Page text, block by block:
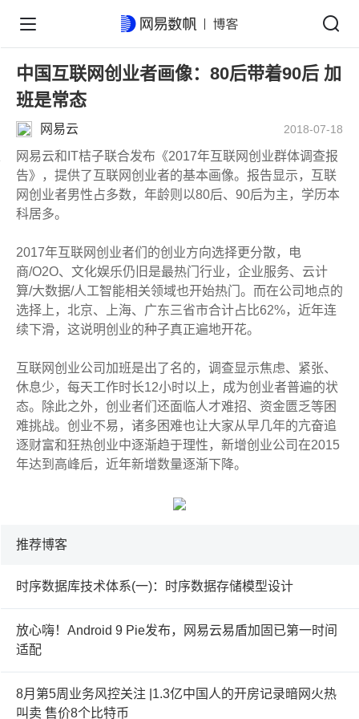
中国互联网创业者画像：80后带着90后 加
班是常态
网易云 2018-07-18
网易云和IT桔子联合发布《2017年互联网创业群体调查报
告》，提供了互联网创业者的基本画像。报告显示，互联
网创业者男性占多数，年龄则以80后、90后为主，学历本
科居多。
2017年互联网创业者们的创业方向选择更分散，电
商/O2O、文化娱乐仍旧是最热门行业，企业服务、云计
算/大数据/人工智能相关领域也开始热门。而在公司地点的
选择上，北京、上海、广东三省市合计占比62%，近年连
续下滑，这说明创业的种子真正遍地开花。
互联网创业公司加班是出了名的，调查显示焦虑、紧张、
休息少，每天工作时长12小时以上，成为创业者普遍的状
态。除此之外，创业者们还面临人才难招、资金匮乏等困
难挑战。创业不易，诸多困难也让大家从早几年的亢奋追
逐财富和狂热创业中逐渐趋于理性，新增创业公司在2015
年达到高峰后，近年新增数量逐渐下降。
推荐博客
时序数据库技术体系(一)：时序数据存储模型设计
放心嗨！Android 9 Pie发布，网易云易盾加固已第一时间
适配
8月第5周业务风控关注 |1.3亿中国人的开房记录暗网火热
叫卖 售价8个比特币